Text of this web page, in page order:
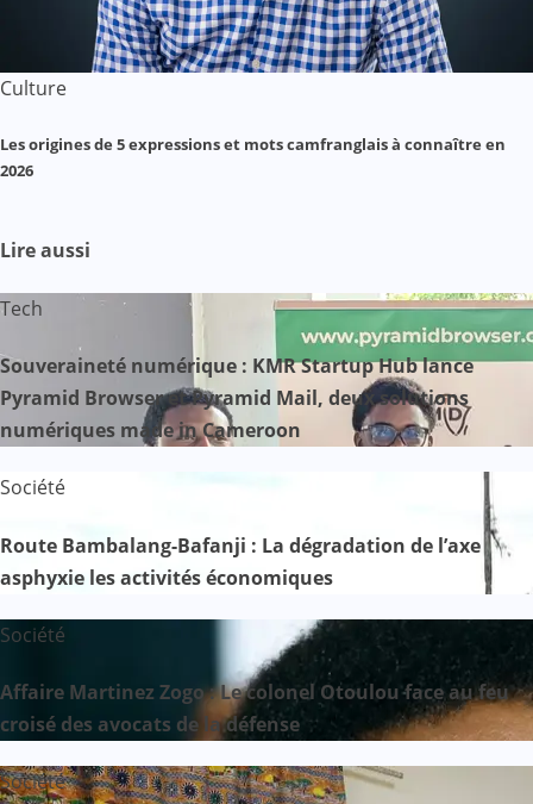
Culture
Les origines de 5 expressions et mots camfranglais à connaître en
2026
Lire aussi
Tech
Souveraineté numérique : KMR Startup Hub lance
Pyramid Browser et Pyramid Mail, deux solutions
numériques made in Cameroon
Société
Route Bambalang-Bafanji : La dégradation de l’axe
asphyxie les activités économiques
Société
Affaire Martinez Zogo : Le colonel Otoulou face au feu
croisé des avocats de la défense
Société